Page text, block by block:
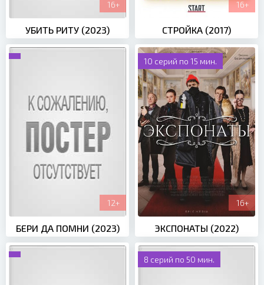
16+
УБИТЬ РИТУ (2023)
16+
СТРОЙКА (2017)
12+
БЕРИ ДА ПОМНИ (2023)
10 серий по 15 мин.
16+
ЭКСПОНАТЫ (2022)
8 серий по 50 мин.